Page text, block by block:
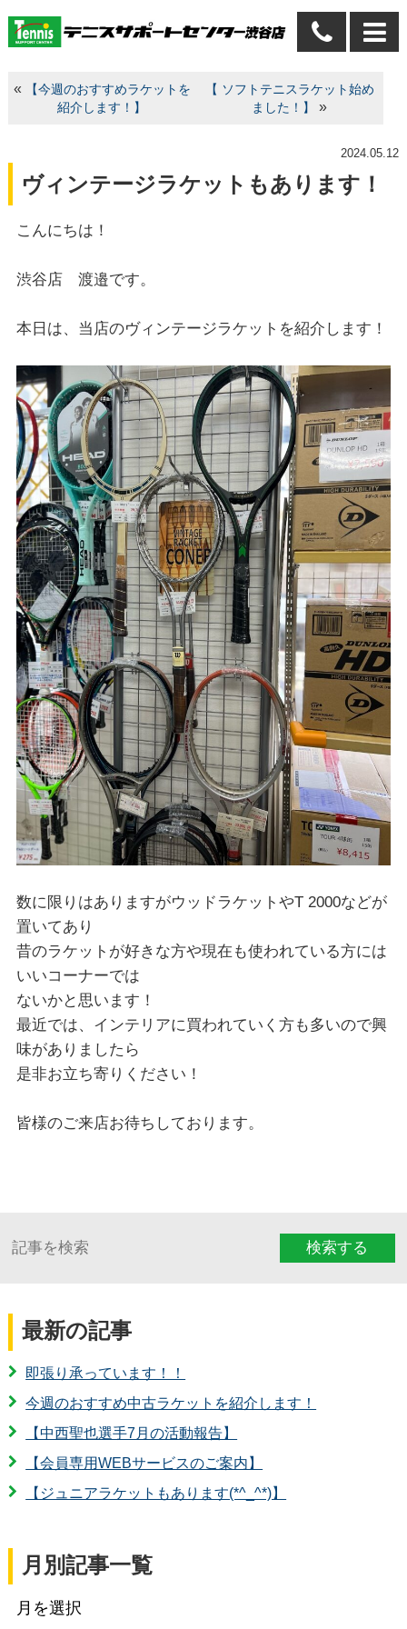
«
【今週のおすすめラケットを
紹介します！】
【 ソフトテニスラケット始め
ました！】
»
2024.05.12
ヴィンテージラケットもあります！
こんにちは！
渋谷店 渡邉です。
本日は、当店のヴィンテージラケットを紹介します！
数に限りはありますがウッドラケットやT 2000などが
置いてあり
昔のラケットが好きな方や現在も使われている方には
いいコーナーでは
ないかと思います！
最近では、インテリアに買われていく方も多いので興
味がありましたら
是非お立ち寄りください！
皆様のご来店お待ちしております。
検索する
最新の記事
即張り承っています！！
今週のおすすめ中古ラケットを紹介します！
【中西聖也選手7月の活動報告】
【会員専用WEBサービスのご案内】
【ジュニアラケットもあります(*^_^*)】
月別記事一覧